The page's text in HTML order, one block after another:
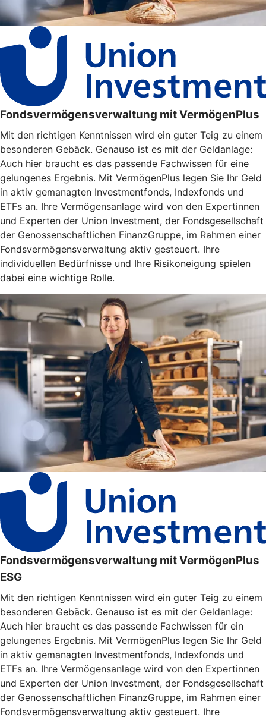
Fondsvermögensverwaltung mit VermögenPlus
Mit den richtigen Kenntnissen wird ein guter Teig zu einem
besonderen Gebäck. Genauso ist es mit der Geldanlage:
Auch hier braucht es das passende Fachwissen für eine
gelungenes Ergebnis. Mit VermögenPlus legen Sie Ihr Geld
in aktiv gemanagten Investmentfonds, Indexfonds und
ETFs an. Ihre Vermögensanlage wird von den Expertinnen
und Experten der Union Investment, der Fondsgesellschaft
der Genossenschaftlichen FinanzGruppe, im Rahmen einer
Fondsvermögensverwaltung aktiv gesteuert. Ihre
individuellen Bedürfnisse und Ihre Risikoneigung spielen
dabei eine wichtige Rolle.
Fondsvermögensverwaltung mit VermögenPlus
ESG
Mit den richtigen Kenntnissen wird ein guter Teig zu einem
besonderen Gebäck. Genauso ist es mit der Geldanlage:
Auch hier braucht es das passende Fachwissen für ein
gelungenes Ergebnis. Mit VermögenPlus legen Sie Ihr Geld
in aktiv gemanagten Investmentfonds, Indexfonds und
ETFs an. Ihre Vermögensanlage wird von den Expertinnen
und Experten der Union Investment, der Fondsgesellschaft
der Genossenschaftlichen FinanzGruppe, im Rahmen einer
Fondsvermögensverwaltung aktiv gesteuert. Ihre